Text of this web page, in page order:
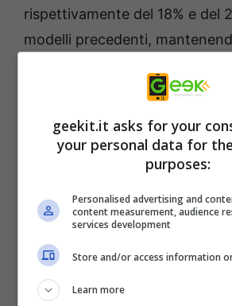
rispettivamente del 18% e del
modelli precedenti,
reso PS5® la migliore console
I nuovi modelli di PS5® sono
SSD espanso
direct.playstation.com al
ray disc drivee di449.99€
Edition.
geekit.it asks for your
your personal data for
purposes:
Personalised advertising and
content measurement, audience
services development
Store and/or access information
Learn more